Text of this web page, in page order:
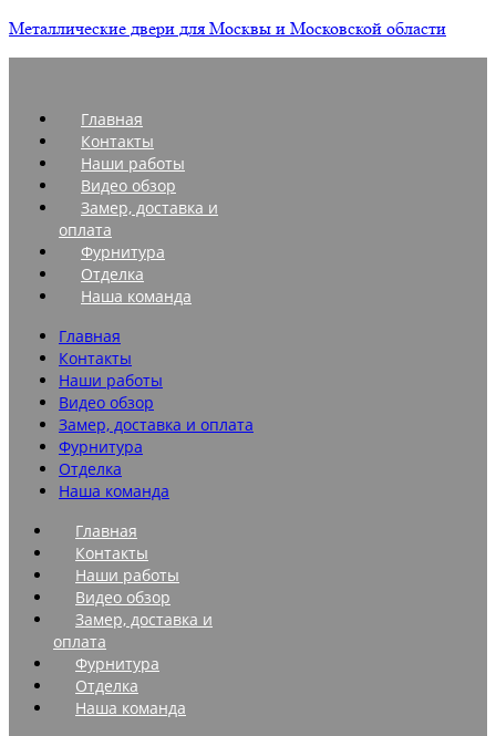
Металлические двери для Москвы и Московской области
Главная
Контакты
Наши работы
Видео обзор
Замер, доставка и
оплата
Фурнитура
Отделка
Наша команда
Главная
Контакты
Наши работы
Видео обзор
Замер, доставка и оплата
Фурнитура
Отделка
Наша команда
Главная
Контакты
Наши работы
Видео обзор
Замер, доставка и
оплата
Фурнитура
Отделка
Наша команда